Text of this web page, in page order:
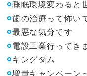
睡眠環境変わると
歯の治療って怖い
最悪な気分です
電設工業行ってき
キングダム
増量キャンペーン